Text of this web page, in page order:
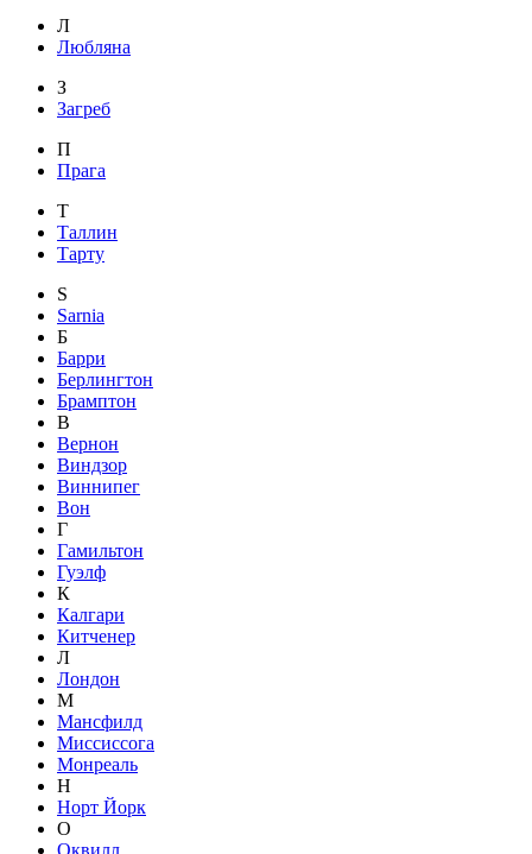
Л
Любляна
З
Загреб
П
Прага
Т
Таллин
Тарту
S
Sarnia
Б
Барри
Берлингтон
Брамптон
В
Вернон
Виндзор
Виннипег
Вон
Г
Гамильтон
Гуэлф
К
Калгари
Китченер
Л
Лондон
М
Мансфилд
Миссиссога
Монреаль
Н
Норт Йорк
О
Оквилл